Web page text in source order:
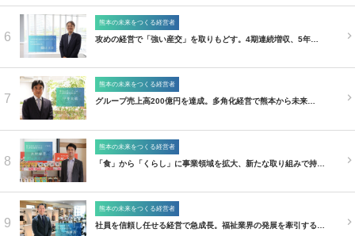
6
熊本の未来をつくる経営者
攻めの経営で「強い産交」を取りもどす。4期連続増収、5年…
7
熊本の未来をつくる経営者
グループ売上高200億円を達成。多角化経営で熊本から未来…
8
熊本の未来をつくる経営者
「食」から「くらし」に事業領域を拡大、新たな取り組みで持…
9
熊本の未来をつくる経営者
社員を信頼し任せる経営で急成長。福祉業界の発展を牽引する…